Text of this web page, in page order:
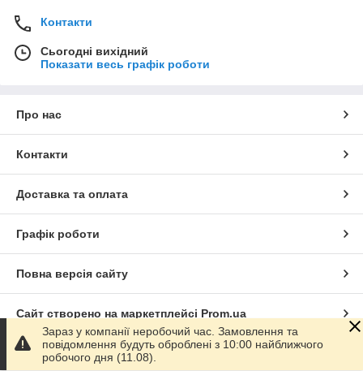
Контакти
Сьогодні вихідний
Показати весь графік роботи
Про нас
Контакти
Доставка та оплата
Графік роботи
Повна версія сайту
Сайт створено на маркетплейсі Prom.ua
Політика конфіденційності
Зараз у компанії неробочий час. Замовлення та
повідомлення будуть оброблені з 10:00 найближчого
робочого дня (11.08).